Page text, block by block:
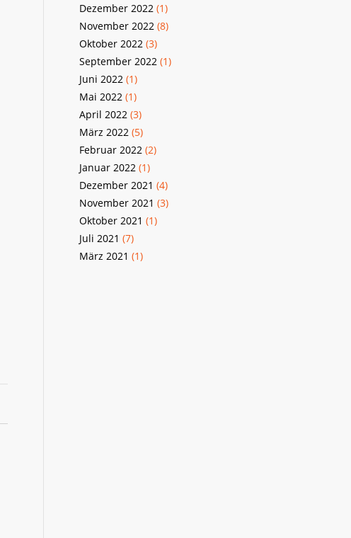
Dezember 2022(1)
November 2022(8)
Oktober 2022(3)
September 2022(1)
Juni 2022(1)
Mai 2022(1)
April 2022(3)
März 2022(5)
Februar 2022(2)
Januar 2022(1)
Dezember 2021 (4)
November 2021 (3)
Oktober 2021 (1)
Juli 2021 (7)
März 2021 (1)